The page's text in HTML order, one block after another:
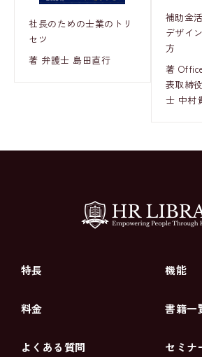
社長のための士業のトリ
セツ
著 弁護士 島田直行
補助金
デザイ
方
著
表取締
士 中村
特長 機能
料金 書籍一
よくある質問 セミナ